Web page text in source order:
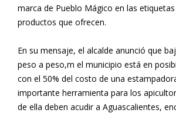
marca de Pueblo Mágico en las
productos que ofrecen.
En su mensaje, el alcalde anunció que
peso a peso,m el municipio está en
con el 50% del costo de una
importante herramienta para los
de ella deben acudir a Aguascalientes,